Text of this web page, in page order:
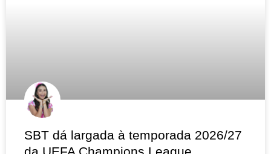
SBT dá largada à temporada 2026/27
da UEFA Champions League